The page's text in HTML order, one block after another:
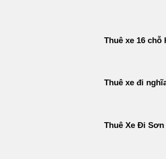
Thuê xe 16 chỗ
Thuê xe đi
Thuê Xe Đi Sơn